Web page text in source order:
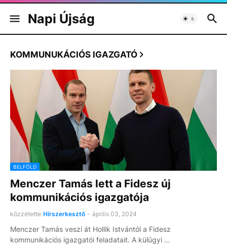
Napi Újság
KOMMUNUKÁCIÓS IGAZGATÓ
BELFÖLD
Menczer Tamás lett a Fidesz új
kommunikációs igazgatója
közzétette Hírszerkesztő - április 03, 2024
Menczer Tamás veszi át Hollik Istvántól a Fidesz
kommunikációs igazgatói feladatait. A külügyi …